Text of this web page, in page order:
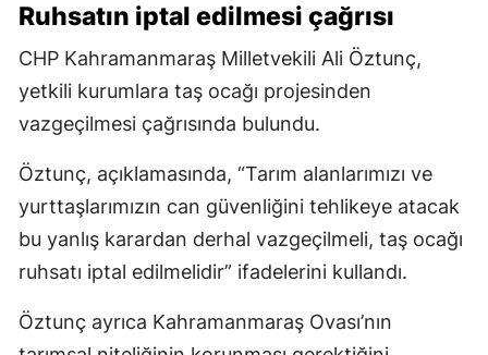
Ruhsatın iptal edilmesi çağrısı
CHP Kahramanmaraş Milletvekili Ali Öztunç,
yetkili kurumlara taş ocağı projesinden
vazgeçilmesi çağrısında bulundu.
Öztunç, açıklamasında, “Tarım alanlarımızı ve
yurttaşlarımızın can güvenliğini tehlikeye atacak
bu yanlış karardan derhal vazgeçilmeli, taş ocağı
ruhsatı iptal edilmelidir” ifadelerini kullandı.
Öztunç ayrıca Kahramanmaraş Ovası’nın